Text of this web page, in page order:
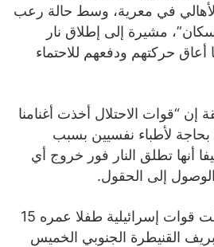
في معرية، وسط حالة رعب
مشيرة إلى إطلاق نار
أعاق حركتهم ودفعهم للاحتماء
“قوات الاحتلال أخذت أغنامنا
بحاجة لأطباء نفسيين بسبب
أنها تطلق النار فور خروج أي
إلى الحقول.
في سياق متصل، اعتقلت قوات إسرائيلية طفلا عمره 15
القنيطرة الجنوبي الخميس